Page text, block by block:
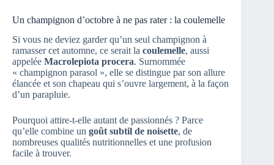
Un champignon d’octobre à ne pas rater : la coulemelle
Si vous ne deviez garder qu’un seul champignon à
ramasser cet automne, ce serait la coulemelle, aussi
appelée Macrolepiota procera. Surnommée
« champignon parasol », elle se distingue par son allure
élancée et son chapeau qui s’ouvre largement, à la façon
d’un parapluie.
Pourquoi attire-t-elle autant de passionnés ? Parce
qu’elle combine un goût subtil de noisette, de
nombreuses qualités nutritionnelles et une profusion
facile à trouver.